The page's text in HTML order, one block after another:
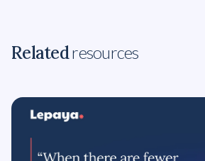
Relatedresources